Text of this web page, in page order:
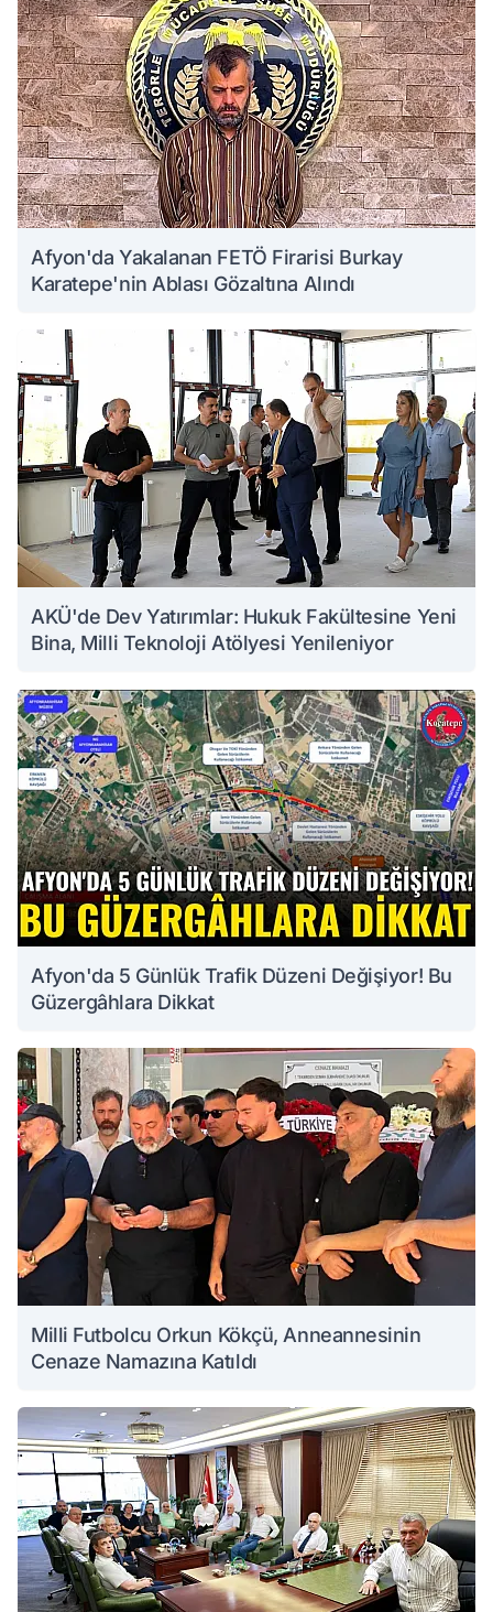
Afyon'da Yakalanan FETÖ Firarisi Burkay
Karatepe'nin Ablası Gözaltına Alındı
AKÜ'de Dev Yatırımlar: Hukuk Fakültesine Yeni
Bina, Milli Teknoloji Atölyesi Yenileniyor
Afyon'da 5 Günlük Trafik Düzeni Değişiyor! Bu
Güzergâhlara Dikkat
Milli Futbolcu Orkun Kökçü, Anneannesinin
Cenaze Namazına Katıldı